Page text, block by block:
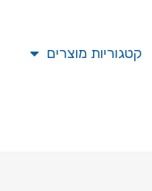
קטגוריות מוצרים